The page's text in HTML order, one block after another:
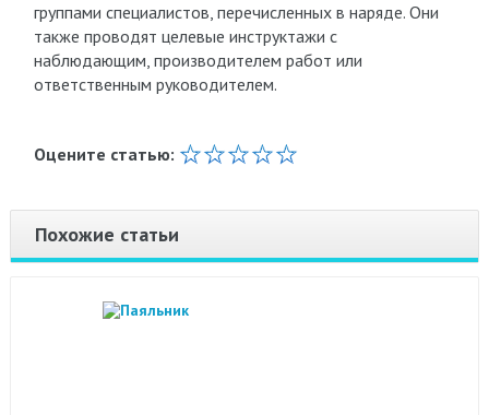
группами специалистов, перечисленных в наряде. Они
также проводят целевые инструктажи с
наблюдающим, производителем работ или
ответственным руководителем.
Оцените статью:
Похожие статьи